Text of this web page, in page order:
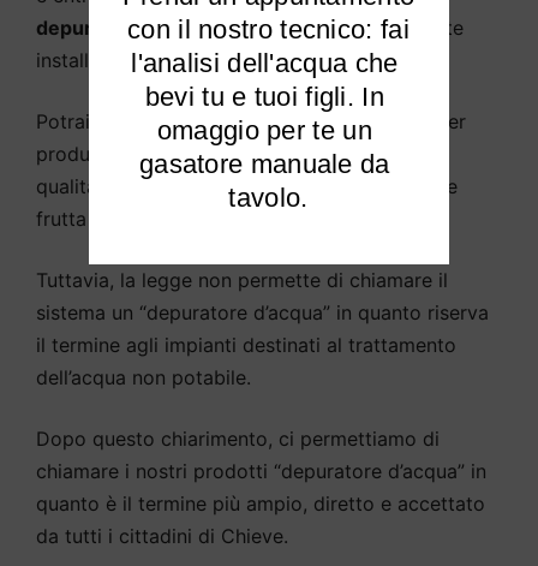
depuratore d’acquacome sistema solitamente
installato sotto il lavello della cucina.
Potrai purificare l’acqua potabile di Chieve
per
produrre acqua potabile e di cottura di alta
qualità, abbeverare animali, piante, sciacquare
frutta e verdura, ecc.
Tuttavia, la legge non permette di chiamare il
sistema un “depuratore d’acqua” in quanto riserva
il termine agli impianti destinati al trattamento
dell’acqua non potabile.
Dopo questo chiarimento, ci permettiamo di
chiamare i nostri prodotti “depuratore d’acqua” in
quanto è il termine più ampio, diretto e accettato
da tutti i cittadini di Chieve.
l'analisi dell'acqua che
bevi tu e tuoi figli. In
omaggio per te un
gasatore manuale da
tavolo.